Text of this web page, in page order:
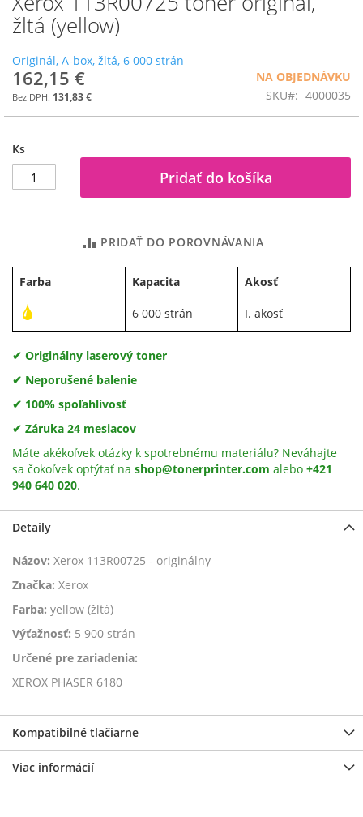
žltá (yellow)
Originál, A-box, žltá, 6 000 strán
162,15 €
131,83 €
NA OBJEDNÁVKU
SKU
4000035
Ks
Pridať do košíka
PRIDAŤ DO POROVNÁVANIA
Farba Kapacita Akosť
6 000 strán I. akosť
✔ Originálny laserový toner
✔ Neporušené balenie
✔ 100% spoľahlivosť
✔ Záruka 24 mesiacov
Máte akékoľvek otázky k spotrebnému materiálu? Neváhajte
sa čokoľvek optýtať na shop@tonerprinter.com alebo +421
940 640 020.
na
začiatok
obrázkov
Detaily
Názov: Xerox 113R00725 - originálny
Značka: Xerox
Farba: yellow (žltá)
Výťažnosť: 5 900 strán
Určené pre zariadenia:
XEROX PHASER 6180
Kompatibilné tlačiarne
Viac informácií